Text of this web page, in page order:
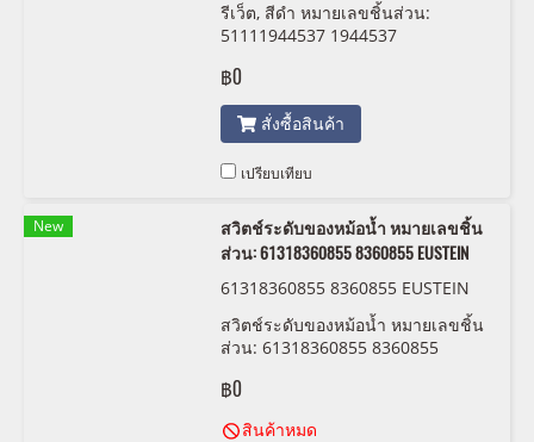
รีเว็ต, สีดำ หมายเลขชิ้นส่วน:
51111944537 1944537
฿0
สั่งซื้อสินค้า
เปรียบเทียบ
New
สวิตช์ระดับของหม้อน้ำ หมายเลขชิ้น
ส่วน: 61318360855 8360855 EUSTEIN
61318360855 8360855 EUSTEIN
สวิตช์ระดับของหม้อน้ำ หมายเลขชิ้น
ส่วน: 61318360855 8360855
฿0
สินค้าหมด